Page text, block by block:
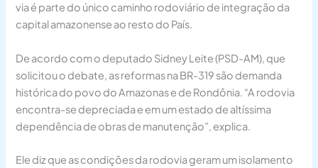
via é parte do único caminho rodoviário de integração da
capital amazonense ao resto do País.
De acordo com o deputado Sidney Leite (PSD-AM), que
solicitou o debate, as reformas na BR-319 são demanda
histórica do povo do Amazonas e de Rondônia. “A rodovia
encontra-se depreciada e em um estado de altíssima
dependência de obras de manutenção”, explica.
Ele diz que as condições da rodovia geram um isolamento